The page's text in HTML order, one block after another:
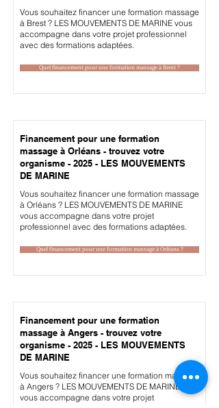
Vous souhaitez financer une formation massage
à Brest ? LES MOUVEMENTS DE MARINE vous
accompagne dans votre projet professionnel
avec des formations adaptées.
Quel financement pour une formation massage à Brest ?
Financement pour une formation
massage à Orléans - trouvez votre
organisme - 2025 - LES MOUVEMENTS
DE MARINE
Vous souhaitez financer une formation massage
à Orléans ? LES MOUVEMENTS DE MARINE
vous accompagne dans votre projet
professionnel avec des formations adaptées.
Quel financement pour une formation massage à Orléans ?
Financement pour une formation
massage à Angers - trouvez votre
organisme - 2025 - LES MOUVEMENTS
DE MARINE
Vous souhaitez financer une formation massage
à Angers ? LES MOUVEMENTS DE MARINE
vous accompagne dans votre projet